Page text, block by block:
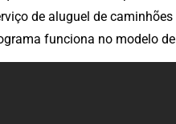
de aluguel de
funciona no modelo